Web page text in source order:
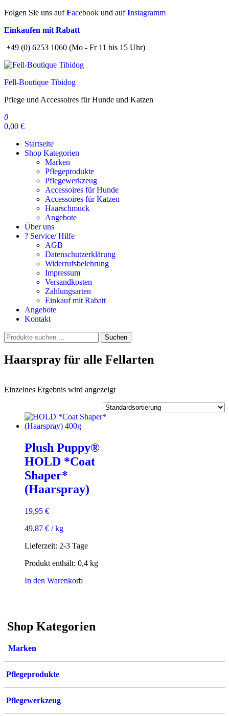
Zum
springen
Folgen Sie uns aufFacebook und aufInstagramm
Einkaufen mit Rabatt
+49 (0) 6253 1060 (Mo - Fr 11 bis 15 Uhr)
Fell-Boutique Tibidog
Pflege und Accessoires für Hunde und Katzen
0
0,00 €
Startseite
Shop Kategorien
Marken
Pflegeprodukte
Pflegewerkzeug
Accessoires für Hunde
Accessoires für Katzen
Haarschmuck
Angebote
Über uns
? Service/ Hilfe
AGB
Datenschutzerklärung
Widerrufsbelehrung
Impressum
Versandkosten
Zahlungsarten
Einkauf mit Rabatt
Angebote
Kontakt
Suchen
nach:
Suchen
Haarspray für alle Fellarten
Einzelnes Ergebnis wird angezeigt
Plush Puppy®
HOLD *Coat
Shaper*
(Haarspray)
19,95 €
49,87 € /kg
Lieferzeit: 2-3 Tage
Produkt enthält: 0,4 kg
In den Warenkorb
Shop Kategorien
Marken
Pflegeprodukte
Pflegewerkzeug